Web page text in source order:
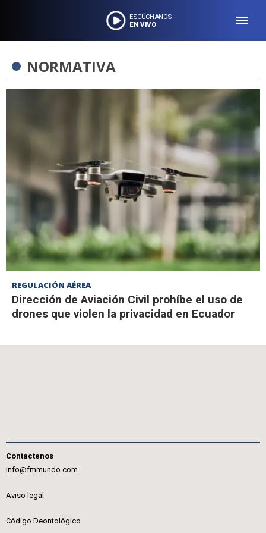
ESCÚCHANOS
EN VIVO
NORMATIVA
REGULACIÓN AÉREA
Dirección de Aviación Civil prohíbe el uso de
drones que violen la privacidad en Ecuador
Contáctenos
info@fmmundo.com
Aviso legal
Código Deontológico